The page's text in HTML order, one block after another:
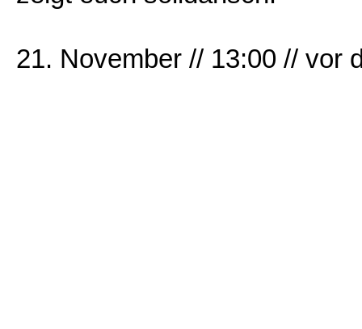
21. November // 13:00 // vor